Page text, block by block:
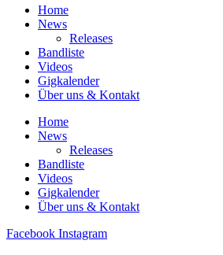
Home
News
Releases
Bandliste
Videos
Gigkalender
Über uns & Kontakt
Home
News
Releases
Bandliste
Videos
Gigkalender
Über uns & Kontakt
Facebook Instagram